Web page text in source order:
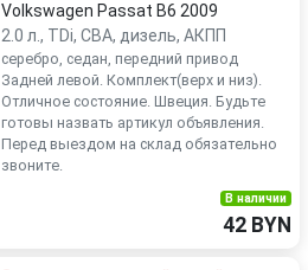
Volkswagen Passat B6 2009
2.0 л., TDi, CBA, дизель, АКПП
серебро, седан, передний привод
Задней левой. Комплект(верх и низ).
Отличное состояние. Швеция. Будьте
готовы назвать артикул объявления.
Перед выездом на склад обязательно
звоните.
В наличии
42 BYN